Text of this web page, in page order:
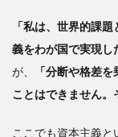
「私は、世界的課
義をわが国で実現し
が、
「分断や格差
ことはできません。
ここでも資本主義と